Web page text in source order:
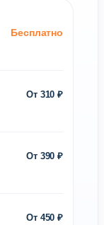
Бесплатно
От 310 ₽
От 390 ₽
От 450 ₽